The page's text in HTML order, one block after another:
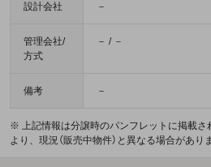
設計会社 －
管理会社/
方式
－ / －
備考 －
※ 上記情報は分譲時のパンフレットに掲載さ
より、現況（販売中物件）と異なる場合があり